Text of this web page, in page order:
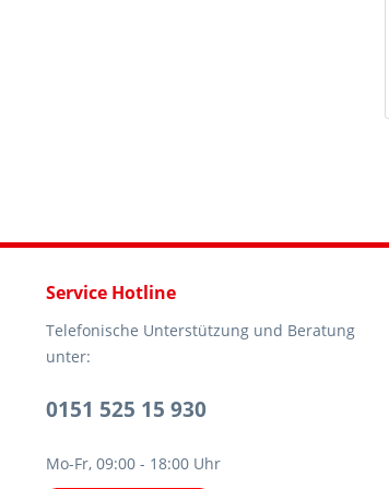
Service Hotline
Telefonische Unterstützung und Beratung
unter:
0151 525 15 930
Mo-Fr, 09:00 - 18:00 Uhr